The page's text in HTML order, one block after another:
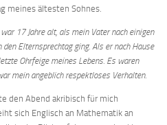
meines ältesten Sohnes.
17 Jahre alt, als mein Vater nach einigen
den Elternsprechtag ging. Als er nach Hause
Ohrfeige meines Lebens. Es waren
mein angeblich respektloses Verhalten.
den Abend akribisch für mich
sich Englisch an Mathematik an